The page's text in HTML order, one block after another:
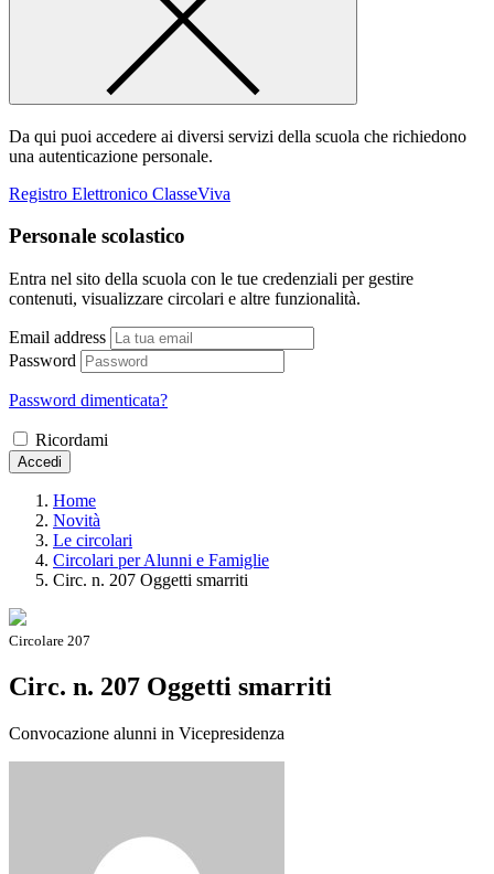
Da qui puoi accedere ai diversi servizi della scuola che richiedono
una autenticazione personale.
Registro Elettronico ClasseViva
Personale scolastico
Entra nel sito della scuola con le tue credenziali per gestire
contenuti, visualizzare circolari e altre funzionalità.
Email address
Password
Password dimenticata?
Ricordami
Accedi
Home
Novità
Le circolari
Circolari per Alunni e Famiglie
Circ. n. 207 Oggetti smarriti
Circolare 207
Circ. n. 207 Oggetti smarriti
Convocazione alunni in Vicepresidenza